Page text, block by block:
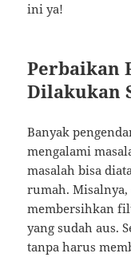
ini ya!
Perbaikan
Dilakukan
Banyak
mengalami
masalah bisa
rumah.
membersihkan
yang sudah aus.
tanpa harus